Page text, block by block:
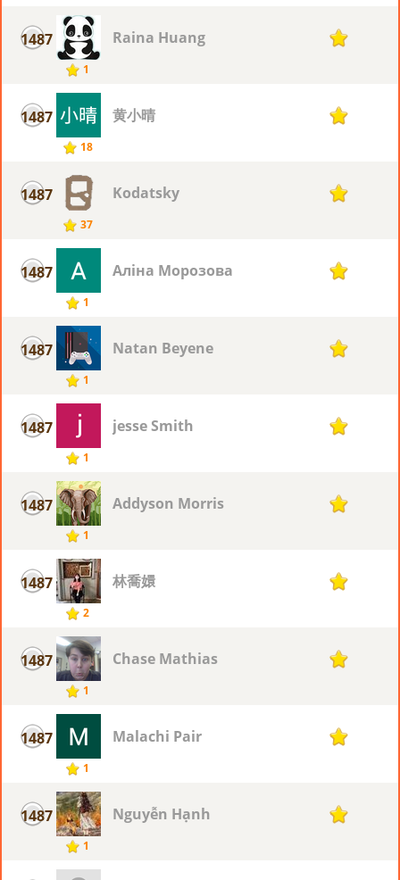
1487
1
Raina Huang 1
1487
18
黄小晴 1
1487
37
Kodatsky 1
1487
1
Аліна Морозова 1
1487
1
Natan Beyene 1
1487
1
jesse Smith 1
1487
1
Addyson Morris 1
1487
2
林喬嬛 1
1487
1
Chase Mathias 1
1487
1
Malachi Pair 1
1487
1
Nguyễn Hạnh 1